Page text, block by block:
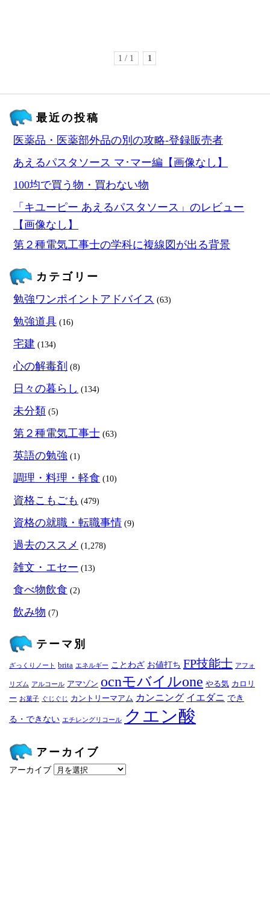
1 / 1 1
最近の投稿
医薬品・医薬部外品の別の攻略‐登録販売者
あえるパスタソース マ･マー編【画像なし】
100均で買う物・買わない物
「キユーピー あえるパスタソース」のレビュー
【画像なし】
第２種電気工事士の学科に複線図が出る背景
カテゴリー
勉強ワンポイントアドバイス (63)
勉強道具 (16)
宅建 (134)
心の解毒剤 (8)
日々の暮らし (134)
未分類 (5)
第２種電気工事士 (63)
英語の勉強 (1)
調理・料理・軽食 (10)
資格こもごも (479)
資格の就職・転職事情 (9)
過去のススメ (1,278)
雑文・エセー (13)
食べ物飲食 (2)
飲み物 (7)
テーマ別
ざっくりノート brita エネルギー ことわざ お値打ち FP技能士 アフォ
リズム アルコール アマゾン ocnモバイルone やる気 カロリ
ー お菓子 ぐじぐじ カントリーマアム カンニング イエダニ でき
る・できない エチレングリコール クエン酸
アーカイブ
アーカイブ